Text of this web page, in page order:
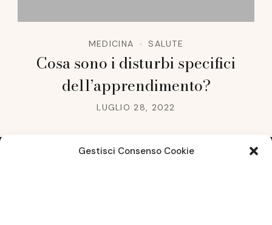
Gestisci Consenso Cookie
MEDICINA SALUTE
Cosa sono i disturbi specifici
dell’apprendimento?
LUGLIO 28, 2022